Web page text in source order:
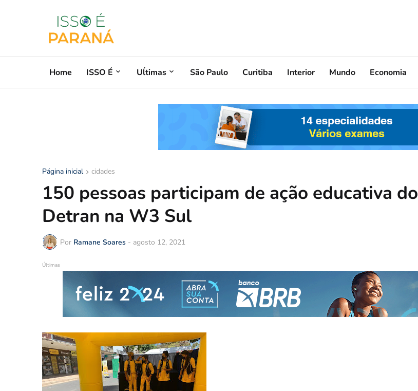
Home ISSO É Uĺtimas São Paulo Curitiba Interior Mundo Economia
Página inicial cidades
150 pessoas participam de ação educativa do
Detran na W3 Sul
Por Ramane Soares - agosto 12, 2021
Últimas